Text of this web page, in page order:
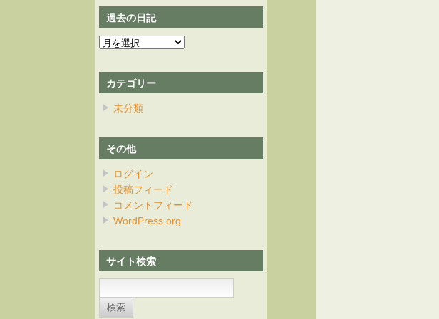
過去の日記
過
の
日
記
カテゴリー
未分類
その他
ログイン
投稿フィード
コメントフィード
WordPress.org
サイト検索
索: